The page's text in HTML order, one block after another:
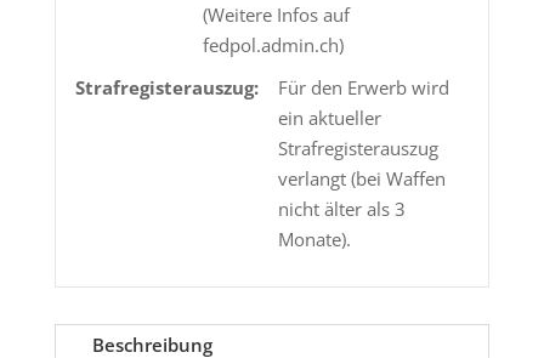
(Weitere Infos auf
fedpol.admin.ch)
Strafregisterauszug:
Für den Erwerb wird
ein aktueller
Strafregisterauszug
verlangt (bei Waffen
nicht älter als 3
Monate).
Beschreibung